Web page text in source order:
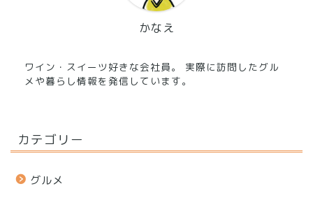
かなえ
ワイン・スイーツ好きな会社員。 実際に訪問したグル
メや暮らし情報を発信しています。
カテゴリー
グルメ